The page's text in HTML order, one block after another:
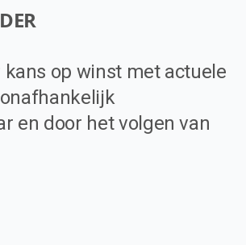
kans op winst met actuele
en door het volgen van